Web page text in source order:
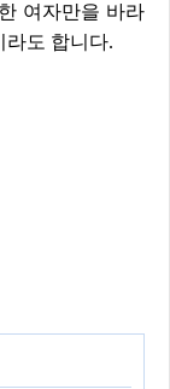
여자만을 바라
라도 합니다.